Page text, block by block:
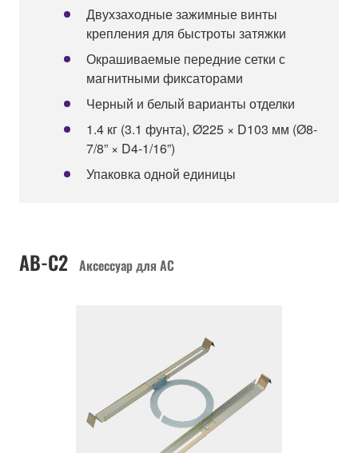
Двухзаходные зажимные винты
крепления для быстроты затяжки
Окрашиваемые передние сетки с
магнитными фиксаторами
Черный и белый варианты отделки
1.4 кг (3.1 фунта), Ø225 × D103 мм (Ø8-
7/8” × D4-1/16”)
Упаковка одной единицы
AB-C2 Аксессуар для АС